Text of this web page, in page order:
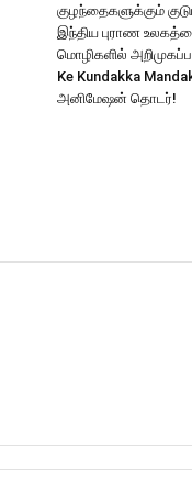
குழந்தைகளுக்கும்
இந்திய புராண
மொழிகளில்
Ke Kundakka
அனிமேஷன் தொடர்!